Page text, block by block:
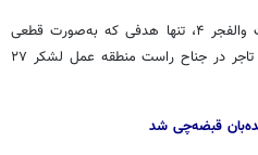
در ۲۴ ساعت اول مرحله سوم عملیات والفجر ۴، تنها هدفی که به‌صورت قطعی
تصرف و تامین شد، ارتفاع ۱۸۶۶ شیخ تاجر در جناح راست منطقه عمل لشکر ۲۷
قبضه‌چی شد